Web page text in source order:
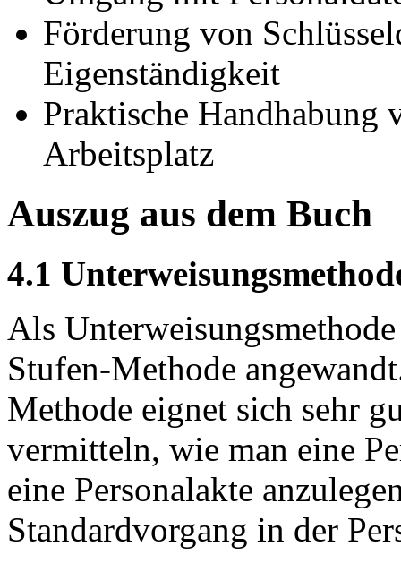
Förderung von
Eigenständigkeit
Praktische Handhabung
Arbeitsplatz
Auszug aus dem Buch
4.1
Als
Stufen-Methode
Methode eignet sich sehr
vermitteln, wie man eine
eine Personalakte
Standardvorgang in der